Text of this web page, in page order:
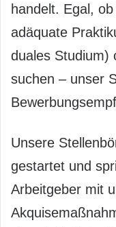
handelt. Egal,
adäquate
duales Studium)
suchen – unser
Unsere
gestartet und
Arbeitgeber mit